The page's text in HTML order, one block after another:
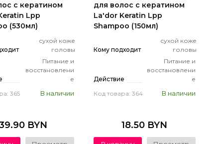
с кератином
Lpp
(530мл)
сухой коже
головы
Питание и
восстановлени
е
365
В наличии
BYN
для волос с кератином
La'dor Keratin Lpp
Shampoo (150мл)
Кому подходит
сухой коже
головы
Действие
Питание и
восстановлени
е
Код товара: 364
В наличии
18.50 BYN